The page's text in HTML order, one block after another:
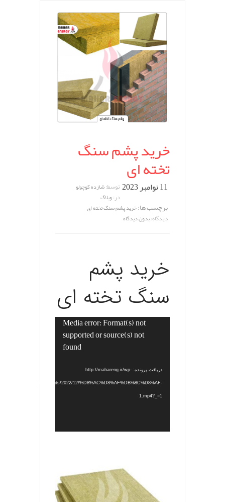
خرید پشم سنگ
تخته ای
11 نوامبر 2023 توسط:شازده کوچولو
در:وبلاگ
برچسب ها:خرید پشم سنگ تخته ای
دیدگاه:بدون دیدگاه
خرید پشم
سنگ تخته ای
Media error: Format(s) not
supported or source(s) not
found
دریافت پرونده: http://mahareng.ir/wp-
content/uploads/2022/12/%D8%AC%D8%AF%DB%8C%D8%AF-
1.mp4?_=1